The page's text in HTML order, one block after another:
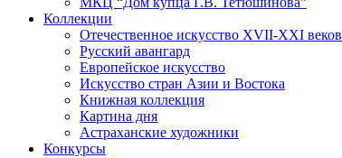
Коллекции
Отечественное искусство XVII-XXI веков
Русский авангард
Европейское искусство
Искусство стран Азии и Востока
Книжная коллекция
Картина дня
Астраханские художники
Конкурсы